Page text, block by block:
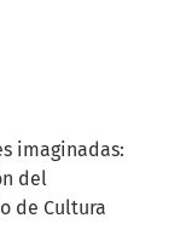
imaginadas:
del
de Cultura